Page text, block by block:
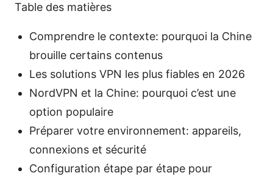
Table des matières
Comprendre le contexte: pourquoi la Chine
brouille certains contenus
Les solutions VPN les plus fiables en 2026
NordVPN et la Chine: pourquoi c’est une
option populaire
Préparer votre environnement: appareils,
connexions et sécurité
Configuration étape par étape pour